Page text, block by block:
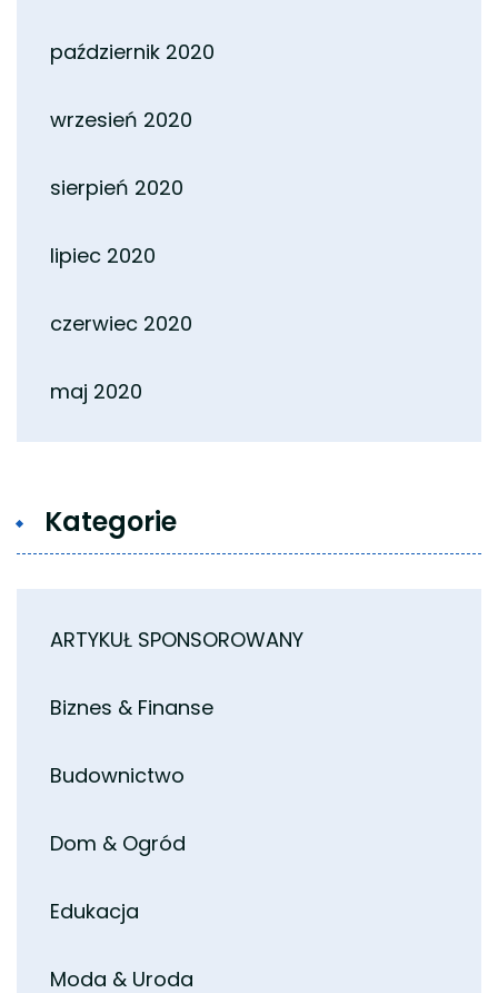
październik 2020
wrzesień 2020
sierpień 2020
lipiec 2020
czerwiec 2020
maj 2020
Kategorie
ARTYKUŁ SPONSOROWANY
Biznes & Finanse
Budownictwo
Dom & Ogród
Edukacja
Moda & Uroda